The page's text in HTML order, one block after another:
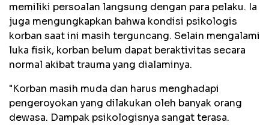
memiliki persoalan langsung dengan para pelaku. Ia
juga mengungkapkan bahwa kondisi psikologis
korban saat ini masih terguncang. Selain mengalami
luka fisik, korban belum dapat beraktivitas secara
normal akibat trauma yang dialaminya.
"Korban masih muda dan harus menghadapi
pengeroyokan yang dilakukan oleh banyak orang
dewasa. Dampak psikologisnya sangat terasa.